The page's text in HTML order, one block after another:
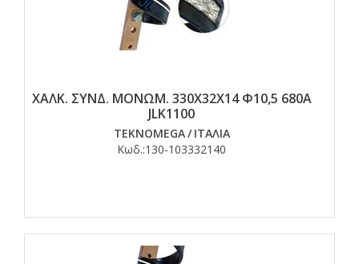
ΧΑΛΚ. ΣΥΝΔ. ΜΟΝΩΜ. 330Χ32Χ14 Φ10,5 680Α
JLK1100
TEKNOMEGA/ ΙΤΑΛΙΑ
Κωδ.:130-103332140